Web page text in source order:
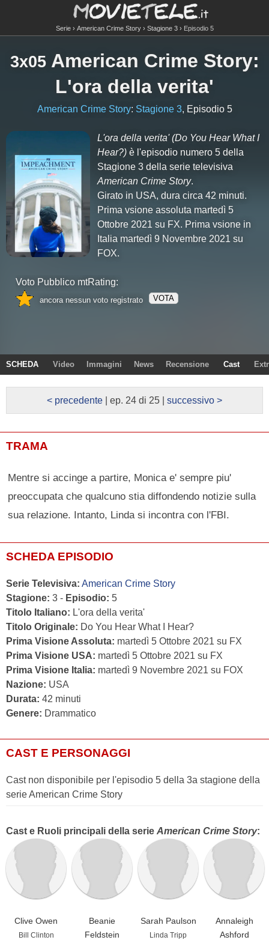
Serie American Crime Story Stagione 3 Episodio 5
3x05 American Crime Story:
L'ora della verita'
American Crime Story: Stagione 3, Episodio 5
L'ora della verita' (Do You Hear What I
Hear?) è l'episodio numero5 della
Stagione3 della serie televisiva
American Crime Story.
Girato in USA, dura circa 42 minuti.
Prima vsione assoluta martedì 5
Ottobre 2021 su FX. Prima vsione in
Italia martedì 9 Novembre 2021 su
FOX.
Voto Pubblico mtRating:
ancora nessun voto registrato VOTA
SCHEDA Video Immagini News Recensione Cast
< precedente | ep. 24 di 25 | successivo >
TRAMA
Mentre si accinge a partire, Monica e' sempre piu'
preoccupata che qualcuno stia diffondendo notizie sulla
sua relazione. Intanto, Linda si incontra con l'FBI.
SCHEDA EPISODIO
Serie Televisiva: American Crime Story
Stagione: 3 - Episodio: 5
Titolo Italiano: L'ora della verita'
Titolo Originale: Do You Hear What I Hear?
Prima Visione Assoluta: martedì 5 Ottobre 2021 su FX
Prima Visione USA: martedì 5 Ottobre 2021 su FX
Prima Visione Italia: martedì 9 Novembre 2021 su FOX
Nazione: USA
Durata: 42 minuti
Genere: Drammatico
CAST E PERSONAGGI
Cast non disponibile per l'episodio 5 della 3a stagione della
serie American Crime Story
Cast e Ruoli principali della serie American Crime Story:
Clive Owen
Bill Clinton
Beanie
Feldstein
Sarah Paulson
Linda Tripp
Annaleigh
Ashford